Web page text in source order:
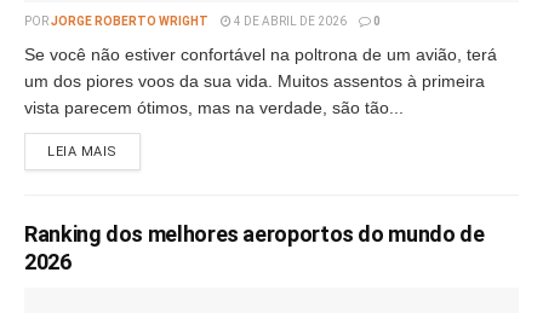
PORJORGE ROBERTO WRIGHT 4 DE ABRIL DE 2026 0
Se você não estiver confortável na poltrona de um avião, terá
um dos piores voos da sua vida. Muitos assentos à primeira
vista parecem ótimos, mas na verdade, são tão...
LEIA MAIS
Ranking dos melhores aeroportos do mundo de
2026